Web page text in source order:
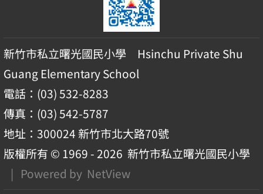
新竹市私立曙光國民小學 Hsinchu Private Shu
Guang Elementary School
電話：(03) 532-8283
傳真：(03) 542-5787
地址：300024 新竹市北大路70號
版權所有 © 1969 - 2026 新竹市私立曙光國民小學
| Powered by NetView